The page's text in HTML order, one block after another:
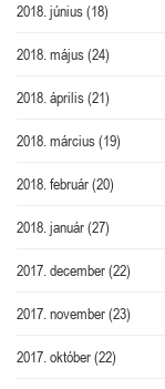
2018. június(18)
2018. május(24)
2018. április(21)
2018. március(19)
2018. február(20)
2018. január(27)
2017. december(22)
2017. november(23)
2017. október(22)